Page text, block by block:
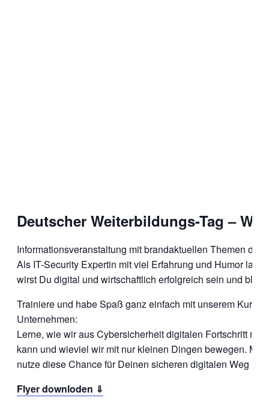
Deutscher Weiterbildungs-Tag –
Informationsveranstaltung mit brandaktuellen Themen der
Als IT-Security Expertin mit viel Erfahrung und Humor
wirst Du digital und wirtschaftlich erfolgreich sein und
Trainiere und habe Spaß ganz einfach mit unserem
Unternehmen:
Lerne, wie wir aus Cybersicherheit digitalen Fortschritt
kann und wieviel wir mit nur kleinen Dingen bewegen.
nutze diese Chance für Deinen sicheren digitalen Weg
Flyer downloden ⇓